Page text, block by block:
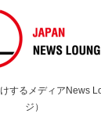
するメディアNews
ジ）